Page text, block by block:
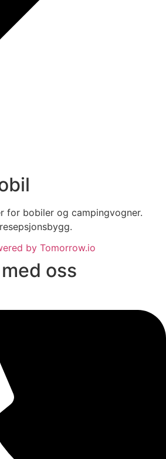
for bobiler og campingvogner.
oss